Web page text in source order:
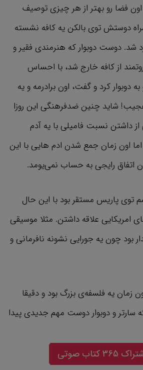
اون فضا رو بهتر از هر چیزی توصیف
دوستش توی بالکن یه کافه نشسته
شد. دوست دوبوار که هنرمندی فقیر و
از کافه خارج شد، با احساس
دوبوار کرد و گفت، اون برادرمه و یه
شاید چنین ضدفرهنگی این روزا
داشتن نسبت فامیلی با یه آدم
اما اون زمان جمع شدن ادم هایی با این
اتفاق رایجی به حساب نمی‌یومد.
توی پاریس مستقر بود با این حال
امریکایی علاقه داشتن. مثلا موسیقی
بود چون یه جورایی نشونه نافرمانی و
زمان یه فلسفه‌ی بزرگ بود و دقیقا
سارتر و دوبوار دوست مهم جدیدی پیدا
کتاب صوتی